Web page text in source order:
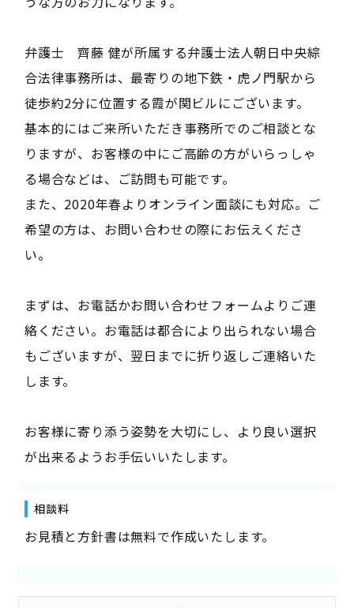
弁護士 齊藤 健が所属する弁護士法人朝日中央綜
合法律事務所は、最寄りの地下鉄・虎ノ門駅から
徒歩約2分に位置する霞が関ビルにございます。
基本的にはご来所いただき事務所でのご相談とな
りますが、お客様の中にご高齢の方がいらっしゃ
る場合などは、ご訪問も可能です。
また、2020年春よりオンライン面談にも対応。ご
希望の方は、お問い合わせの際にお伝えくださ
い。
まずは、お電話かお問い合わせフォームよりご連
絡ください。お電話は都合により出られない場合
もございますが、翌日までに折り返しご連絡いた
します。
お客様に寄り添う姿勢を大切にし、より良い選択
が出来るようお手伝いいたします。
相談料
お見積と方針書は無料で作成いたします。